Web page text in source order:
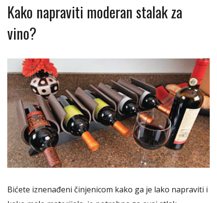
Kako napraviti moderan stalak za
vino?
Bićete iznenađeni činjenicom kako ga je lako napraviti i